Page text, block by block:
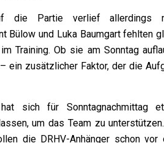
die Partie verlief allerdings
Bülow und Luka Baumgart fehlten
Training. Ob sie am Sonntag
ein zusätzlicher Faktor, der die
sich für Sonntagnachmittag
um das Team zu
die DRHV-Anhänger schon vor